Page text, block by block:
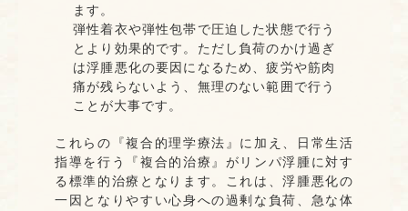
ます。
弾性着衣や弾性包帯で圧迫した状態で行う
とより効果的です。ただし負荷のかけ過ぎ
は浮腫悪化の要因になるため、疲労や筋肉
痛が残らないよう、無理のない範囲で行う
ことが大事です。
これらの『複合的理学療法』に加え、日常生活
指導を行う『複合的治療』がリンパ浮腫に対す
る標準的治療となります。これは、浮腫悪化の
一因となりやすい心身への過剰な負荷、急な体